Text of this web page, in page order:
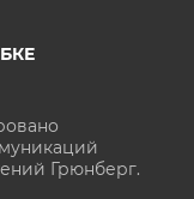
Грюнберг.